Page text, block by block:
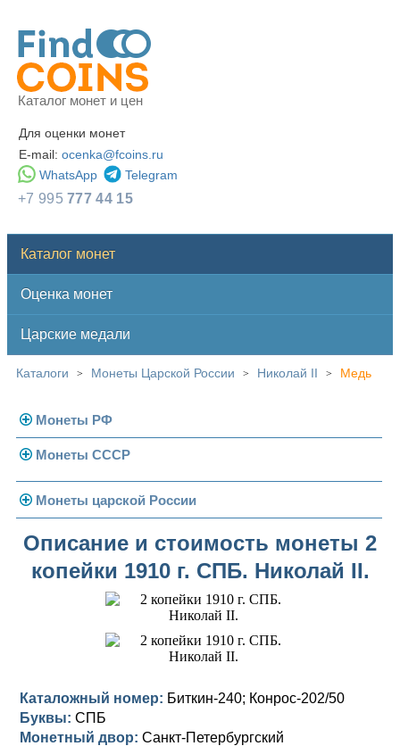
Каталог монет и цен
Для оценки монет
E-mail: ocenka@fcoins.ru
WhatsApp
Telegram
+7 995777 44 15
Каталог монет
Оценка монет
Царские медали
Каталоги > Монеты Царской России > Николай II > Медь
Монеты РФ
Современная Россия
Монеты 1991-1993 гг.
Монеты СССР
Погодовка СССР
Монеты 1958 года
Золотые червонцы
Памятные и юбилейные
Монеты царской России
Николай II (1894-1917)
Золото
Для Финляндии
Александр III (1881-1894)
Для Финляндии
Александр II (1855-1881)
Медь
Николай I (1825-1855)
Серебро
Золото
Павел I (1796-1801)
Описание и стоимость монеты 2
копейки 1910 г. СПБ. Николай II.
Каталожный номер: Биткин-240; Конрос-202/50
Буквы: СПБ
Монетный двор: Санкт-Петербургский